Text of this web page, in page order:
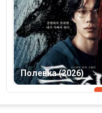
Полевка (2026)